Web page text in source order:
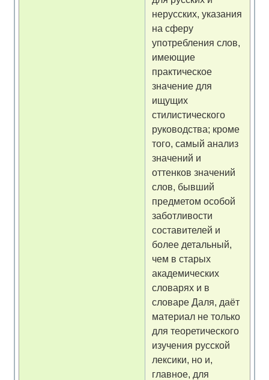
нерусских, указания
на сферу
употребления слов,
имеющие
практическое
значение для
ищущих
стилистического
руководства; кроме
того, самый анализ
значений и
оттенков значений
слов, бывший
предметом особой
заботливости
составителей и
более детальный,
чем в старых
академических
словарях и в
словаре Даля, даёт
материал не только
для теоретического
изучения русской
лексики, но и,
главное, для